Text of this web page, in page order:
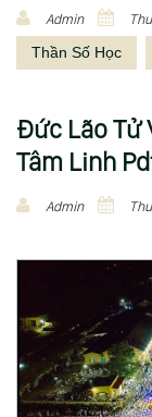
Admin
Thần Số Học
Đức Lão Tử
Tâm Linh
Admin